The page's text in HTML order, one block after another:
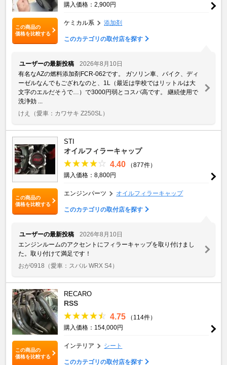
この商品の
価格を比較する
購入価格：2,900円
ケミカル系 添加剤
このカテゴリの取付店を探す
ユーザーの最新投稿
2026年8月10日
有名なAZの燃料添加剤FCR-062です。 ガソリン車、バイク、ディ
ーゼルなんでもござれなのと、1L（最近は学校ではリットルは大
文字のエルだそうで…）で3000円弱とコスパ高です。 継続使用で
洗浄効 ...
けえ
（愛車：カワサキ Z250SL）
この商品の
価格を比較する
STI
オイルフィラーキャップ
4.40
（877件）
購入価格：8,800円
エンジンパーツ オイルフィラーキャップ
このカテゴリの取付店を探す
ユーザーの最新投稿
2026年8月10日
エンジンルームのアクセントにフィラーキャップを取り付けまし
た。取り付けて満足です！
おが0918 （愛車：スバル WRX S4）
この商品の
価格を比較する
RECARO
RSS
4.75
（114件）
購入価格：154,000円
インテリア シート
このカテゴリの取付店を探す